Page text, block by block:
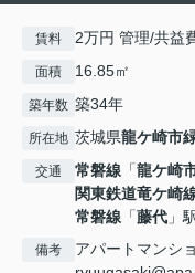
賃料 2万円 管理/共益
面積 16.85㎡
築年数 築34年
所在地 茨城県龍ケ崎市
交通 常磐線 「龍ケ崎
関東鉄道竜ケ崎
常磐線 「藤代 」
備考
アパートマンシ